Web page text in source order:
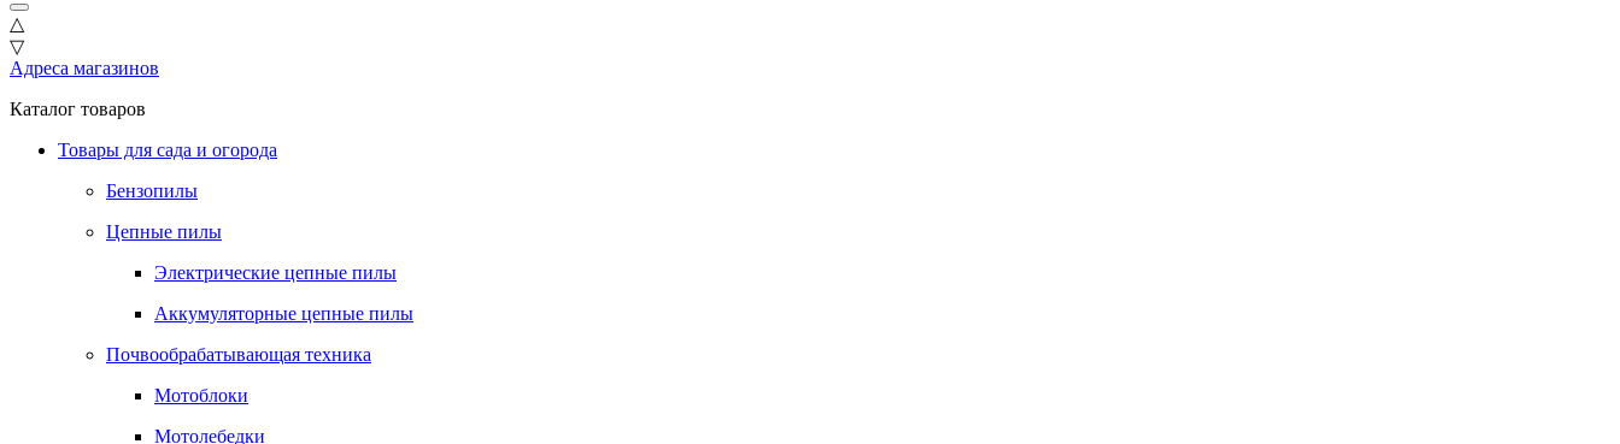
△
▽
Адреса магазинов
Каталог товаров
Товары для сада и огорода
Бензопилы
Цепные пилы
Электрические цепные пилы
Аккумуляторные цепные пилы
Почвообрабатывающая техника
Мотоблоки
Мотолебедки